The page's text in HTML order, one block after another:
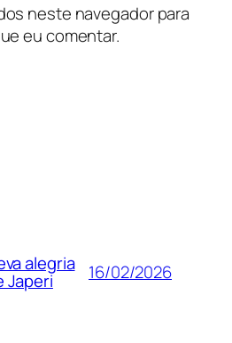
neste navegador para
eu comentar.
alegria
Japeri 16/02/2026